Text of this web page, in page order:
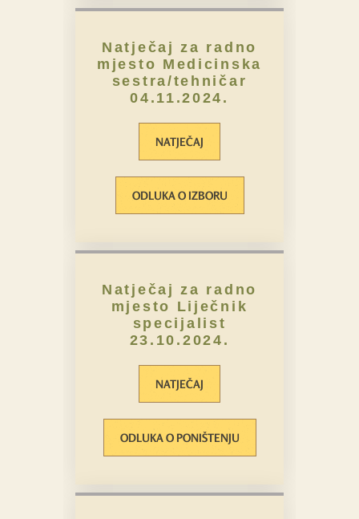
Natječaj za radno
mjesto Medicinska
sestra/tehničar
04.11.2024.
NATJEČAJ
ODLUKA O IZBORU
Natječaj za radno
mjesto Liječnik
specijalist
23.10.2024.
NATJEČAJ
ODLUKA O PONIŠTENJU